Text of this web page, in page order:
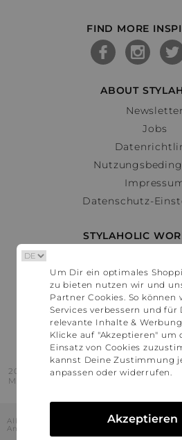
FIND MORE
ABOUT
Newsletter
Jobs
Datenschutz-
STYLAHOLIC
France
United
2016 - 2026 © Stylaholic.
Made for you with love in munich.
Alle Preise inkl. der jeweils geltenden
Angaben ohne Gewähr.
Um Dir ein optimales
zu bieten nutzen wir und
Partner Cookies. So können
Services verbessern und für
relevante Inhalte &
Klicke auf "Akzeptieren" um
Einsatz von Cookies
kannst Deine Zustimmung
anpassen oder widerrufen.
Akzeptieren